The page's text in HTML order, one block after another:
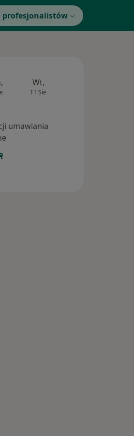
profesjonalistów
Wt,
11 Sie
umawiania